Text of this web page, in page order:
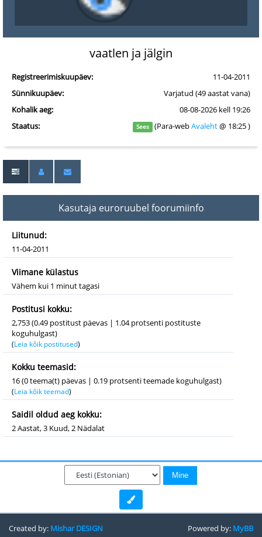
vaatlen ja jälgin
Registreerimiskuupäev:
11-04-2011
Sünnikuupäev:
Varjatud (49 aastat vana)
Kohalik aeg:
08-08-2026 kell 19:26
Staatus:
Sees (Para-webAvaleht@ 18:25 )
Kasutaja euroruubel foorumiinfo
Liitunud:
11-04-2011
Viimane külastus
Vähem kui 1 minut tagasi
Postitusi kokku:
2,753 (0.49 postitust päevas | 1.04 protsenti postituste
koguhulgast)
(Leia kõik postitused)
Kokku teemasid:
16 (0 teema(t) päevas | 0.19 protsenti teemade koguhulgast)
(Leia kõik teemad)
Saidil oldud aeg kokku:
2 Aastat, 3 Kuud, 2 Nädalat
Created by: Mishar DESIGN Powered by: MyBB